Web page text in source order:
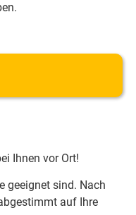
Ihnen vor Ort!
geeignet sind. Nach
auf Ihre